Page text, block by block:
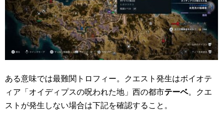
ある意味では最難関トロフィー。クエスト発生はボイオテ
ィア「オイディプスの呪われた地」西の都市テーベ。クエ
ストが発生しない場合は下記を確認すること。